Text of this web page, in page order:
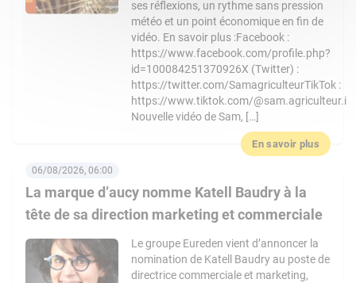
ses réflexions, un rythme sans pression
météo et un point économique en fin de
vidéo. En savoir plus :Facebook :
https://www.facebook.com/profile.php?
id=100084251370926X (Twitter) :
https://twitter.com/SamagriculteurTikTok :
https://www.tiktok.com/@sam.agriculteur.i
Nouvelle vidéo de Sam, […]
En savoir plus
La marque d’aucy nomme Katell Baudry à la
tête de sa direction marketing et commerciale
06/08/2026, 06:00
Le groupe Eureden vient d’annoncer la
nomination de Katell Baudry au poste de
directrice commerciale et marketing,